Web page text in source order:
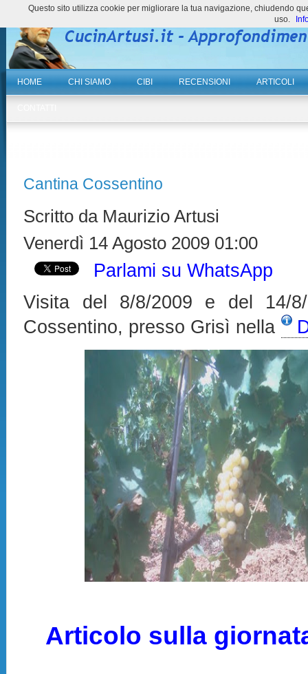
HOME CHI SIAMO CIBI RECENSIONI ARTICOLI
Cantina Cossentino
Scritto da Maurizio Artusi
Venerdì 14 Agosto 2009 01:00
Parlami su WhatsApp
Visita del 8/8/2009 e del 14/
Cossentino, presso Grisì nella
Articolo sulla
Questo sito utilizza cookie per migliorare la tua navigazione, chiudendo
uso.